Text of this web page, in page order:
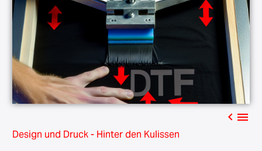
 
Design und Druck - Hinter den Kulissen